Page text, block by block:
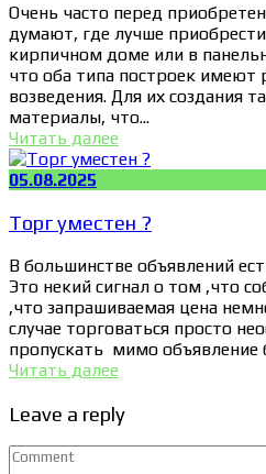
Очень часто перед
думают, где лучше
кирпичном доме или в
что оба типа построек имеют
возведения. Для их создания
материалы, что...
Читать далее
05.08.2025
Торг уместен ?
В большинстве объявлений
Это некий сигнал о том ,что
,что запрашиваемая цена
случае торговаться просто
пропускать мимо объявление
Читать далее
Leave a reply